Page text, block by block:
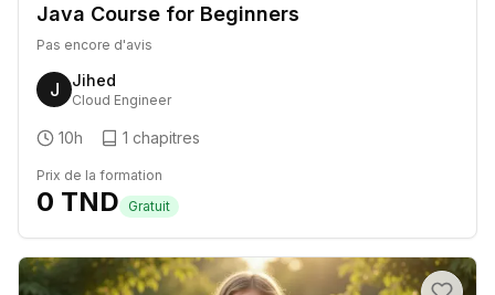
Java Course for Beginners
Pas encore d'avis
J Jihed
Cloud Engineer
10h 1 chapitres
Prix de la formation
0 TND Gratuit